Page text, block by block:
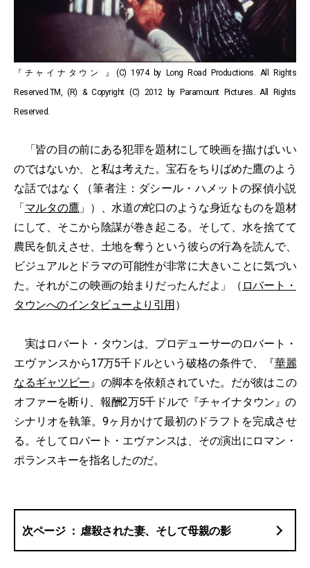
『チャイナタウン 』(C) 1974 by Long Road Productions. All Rights
Reserved.TM, (R) & Copyright (C) 2012 by Paramount Pictures. All Rights
Reserved.
「皆の目の前にある犯罪を題材にして映画を描けばいい
のではないか、と私は考えた。宝石をちりばめた鷹のよう
な話ではなく（筆者注：ダシール・ハメットの探偵小説
「マルタの鷹」）、水道の蛇口のような身近なものを題材
にして、そこから陰謀が巻き起こる。そして、水を捨てて
農民を飢えさせ、土地を奪うという彼らの行為を読んで、
ビジュアルとドラマの可能性が非常に大きいことに気づい
た。それがこの映画の始まりだったんだよ」（ ロバート・
タウンへのインタビューより引用）
実はロバート・タウンは、プロデューサーのロバート・
エヴァンスから17万5千ドルという破格の条件で、『華麗
なるギャツビー』の脚本を依頼されていた。だが彼はこの
オファーを断り、報酬2万5千ドルで『チャイナタウン』の
シナリオを執筆。9ヶ月かけて最初のドラフトを完成させ
る。そしてロバート・エヴァンスは、その演出にロマン・
ポランスキーを指名したのだ。
虐殺された妻、そして母親の影